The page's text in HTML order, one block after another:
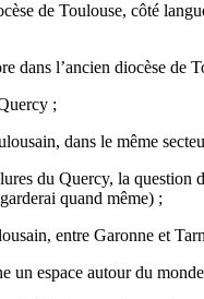
de Toulouse, côté
dans l’ancien diocèse de
;
dans le même
du Quercy, la question
quand même) ;
entre Garonne et
un espace autour du